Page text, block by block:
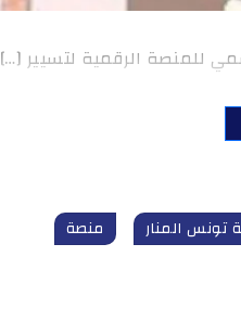
للمنصة الرقمية لتسيير […]
تونس المنار منصة